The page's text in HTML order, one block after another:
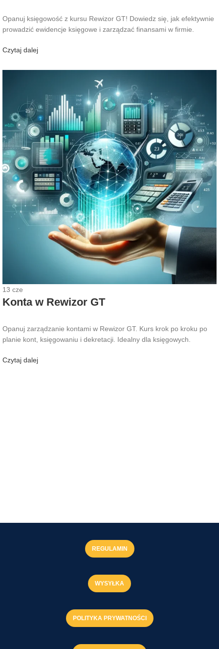
Opanuj księgowość z kursu Rewizor GT! Dowiedz się, jak efektywnie
prowadzić ewidencje księgowe i zarządzać finansami w firmie.
Czytaj dalej
13 cze
Konta w Rewizor GT
Opanuj zarządzanie kontami w Rewizor GT. Kurs krok po kroku po
planie kont, księgowaniu i dekretacji. Idealny dla księgowych.
Czytaj dalej
REGULAMIN
WYSYŁKA
POLITYKA PRYWATNOŚCI